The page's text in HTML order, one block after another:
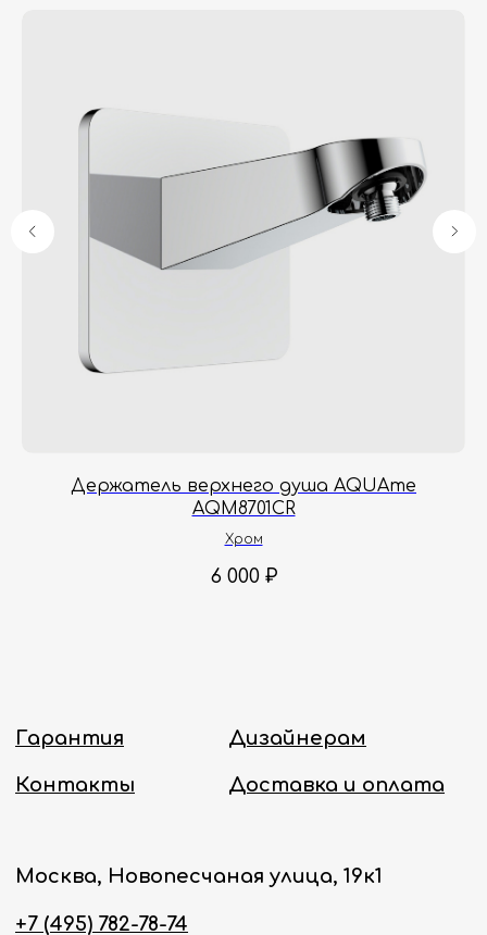
Держатель верхнего душа AQUAme
AQM8701CR
Хром
6 000 ₽
Контакты
+7 (495) 782-78-74
info@aquame-shop.ru
Политика конфиденциальности